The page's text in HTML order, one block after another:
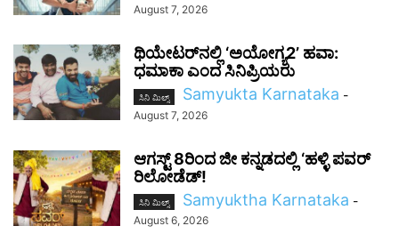
August 7, 2026
ಥಿಯೇಟರ್‌ನಲ್ಲಿ ‘ಅಯೋಗ್ಯ2’ ಹವಾ:
ಧಮಾಕಾ ಎಂದ ಸಿನಿಪ್ರಿಯರು
ಸಿನಿ ಮಿಲ್ಸ್ Samyukta Karnataka -
August 7, 2026
ಆಗಸ್ಟ್ 8ರಿಂದ ಜೀ ಕನ್ನಡದಲ್ಲಿ ‘ಹಳ್ಳಿ ಪವರ್
ರಿಲೋಡೆಡ್!
ಸಿನಿ ಮಿಲ್ಸ್ Samyuktha Karnataka -
August 6, 2026